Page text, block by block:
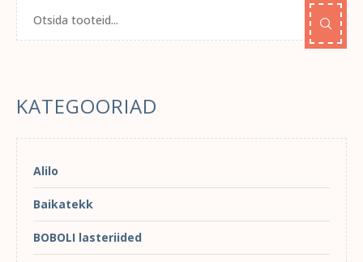
KATEGOORIAD
Alilo
Baikatekk
BOBOLI lasteriided